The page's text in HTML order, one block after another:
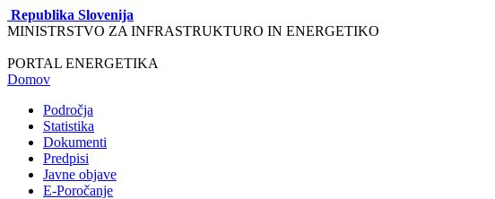
Republika Slovenija
MINISTRSTVO ZA INFRASTRUKTURO IN ENERGETIKO
PORTAL ENERGETIKA
Domov
Področja
Statistika
Dokumenti
Predpisi
Javne objave
E-Poročanje